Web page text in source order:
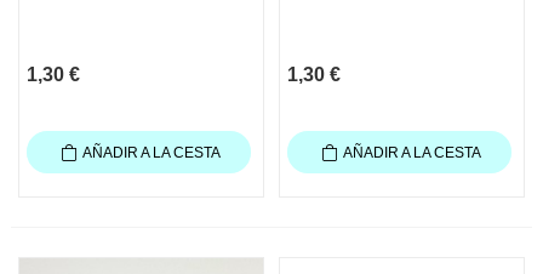
1,30 €
AÑADIR A LA CESTA
1,30 €
AÑADIR A LA CESTA